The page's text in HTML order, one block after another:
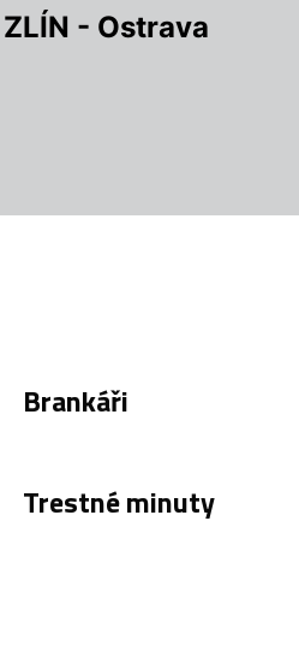
- Ostrava
Brankáři
Trestné minuty